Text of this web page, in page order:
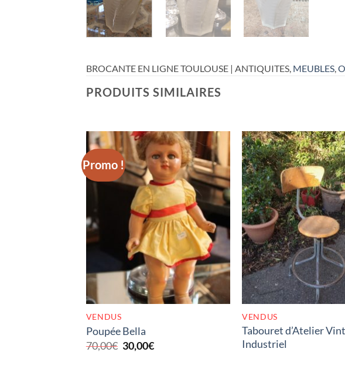
BROCANTE EN LIGNE TOULOUSE | ANTIQUITES, MEUBLES
PRODUITS SIMILAIRES
Promo !
RUPTURE DE STOCK
VENDUS
Poupée Bella
70,00€ Le
prix
30,00€Le
RUPTURE DE
VENDUS
Tabouret d’Atelier
Industriel